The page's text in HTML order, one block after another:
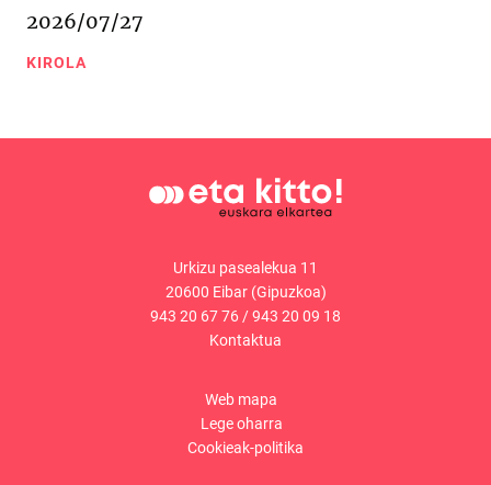
2026/07/27
KIROLA
Urkizu pasealekua 11
20600 Eibar (Gipuzkoa)
943 20 67 76 /943 20 09 18
Kontaktua
Web mapa
Lege oharra
Cookieak-politika